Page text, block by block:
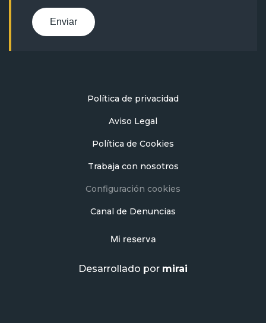
Enviar
Política de privacidad
Aviso Legal
Política de Cookies
Trabaja con nosotros
Configuración cookies
Canal de Denuncias
Mi reserva
Desarrollado por mirai